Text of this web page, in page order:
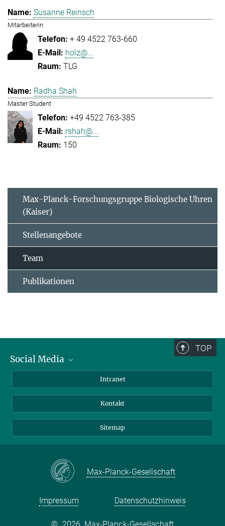
Susanne Reinsch
Mitarbeiterin
+ 49 4522 763-660
holz@...
TLG
Radha Shah
Master Student
+49 4522 763-385
rshah@...
150
Max-Planck-Forschungsgruppe Biologische Uhren
(Kaiser)
Stellenangebote
Team
Publikationen
TOP
Social Media
LinkedIn
Intranet
Kontakt
Sitemap
Max-Planck-Gesellschaft
Impressum Datenschutzhinweis